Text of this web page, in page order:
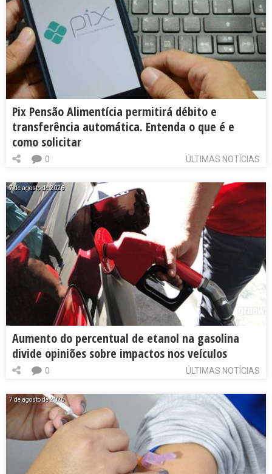
Pix Pensão Alimentícia permitirá débito e
transferência automática. Entenda o que é e
como solicitar
ÚLTIMAS NOTÍCIAS
0
7 de agosto de 2026
Aumento do percentual de etanol na gasolina
divide opiniões sobre impactos nos veículos
ÚLTIMAS NOTÍCIAS
0
7 de agosto de 2026